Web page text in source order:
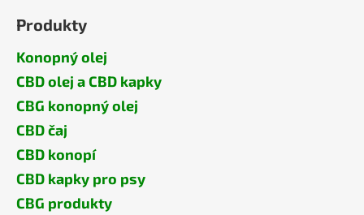
Produkty
Konopný olej
CBD olej a CBD kapky
CBG konopný olej
CBD čaj
CBD konopí
CBD kapky pro psy
CBG produkty